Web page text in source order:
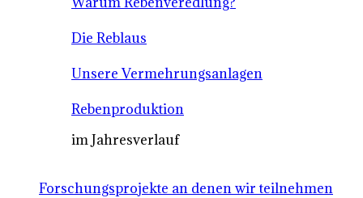
Die Reblaus
Unsere Vermehrungsanlagen
Rebenproduktion
im Jahresverlauf
Forschungsprojekte an denen wir teilnehmen